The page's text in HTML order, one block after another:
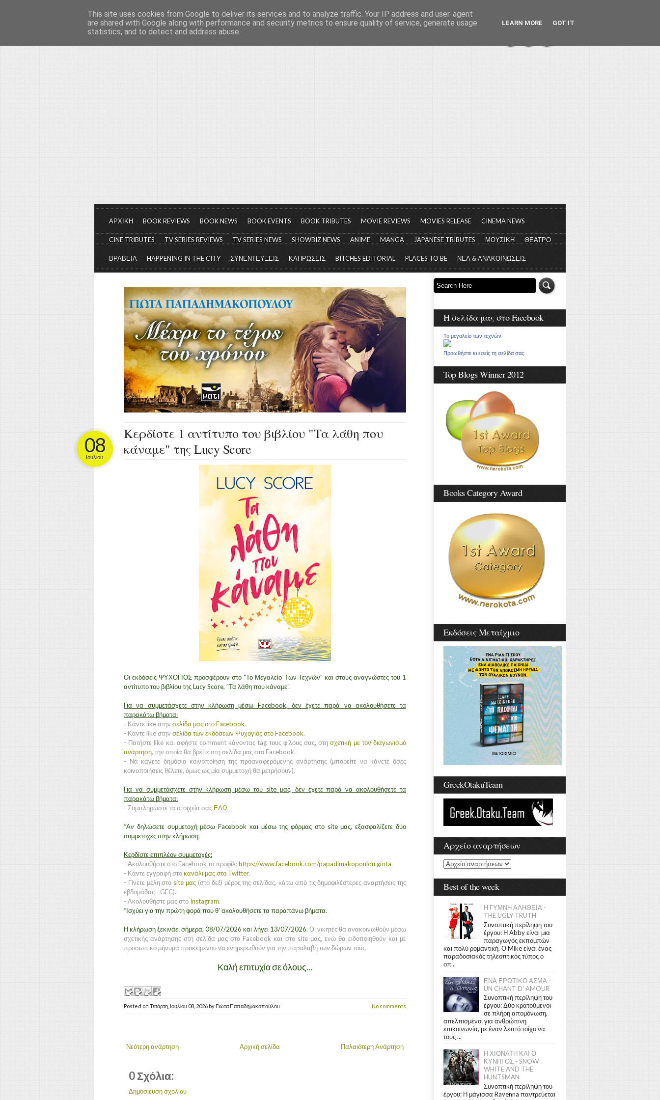
Το μεγαλείο των Τεχνών...
Είμαστε πάντα εδώ για να μιλάμε για τον πολιτισμό, σε κάθε του μορφή και έκταση...
ΑΡΧΙΚΗ BOOK REVIEWS BOOK NEWS BOOK EVENTS BOOK TRIBUTES MOVIE REVIEWS MOVIES RELEASE CINEMA NEWS
CINE TRIBUTES TV SERIES REVIEWS TV SERIES NEWS SHOWBIZ NEWS ANIME MANGA JAPANESE TRIBUTES ΜΟΥΣΙΚΗ ΘΕΑΤΡΟ
ΒΡΑΒΕΙΑ HAPPENING IN THE CITY ΣΥΝΕΝΤΕΥΞΕΙΣ ΚΛΗΡΩΣΕΙΣ BITCHES EDITORIAL PLACES TO BE ΝΕΑ & ΑΝΑΚΟΙΝΩΣΕΙΣ
Κερδίστε 1 αντίτυπο του βιβλίου "Τα λάθη που
κάναμε" της Lucy Score
08
Ιουλίου
Οι εκδόσεις ΨΥΧΟΓΙΟΣ προσφέρουν στο "Το Μεγαλείο Των Τεχνών" και στους αναγνώστες του 1
αντίτυπο του βιβλίου της Lucy Score, "Τα λάθη που κάναμε".
Για να συμμετάσχετε στην κλήρωση μέσω Facebook, δεν έχετε παρά να ακολουθήσετε τα
παρακάτω βήματα:
- Κάντε like στην σελίδα μας στο Facebook.
- Κάντε like στην σελίδα των εκδόσεων Ψυχογιός στο Facebook.
- Πατήστε like και αφήστε comment κάνοντας tag τους φίλους σας, στησχετική με τον διαγωνισμό
ανάρτηση, την οποία θα βρείτε στη σελίδα μας στο Facebook.
- Να κάνετε δημόσια κοινοποίηση της προαναφερόμενης ανάρτησης (μπορείτε να κάνετε όσες
κοινοποιήσεις θέλετε, όμως ως μία συμμετοχή θα μετρήσουν).
Για να συμμετάσχετε στην κλήρωση μέσω του site μας, δεν έχετε παρά να ακολουθήσετε τα
παρακάτω βήματα:
- Συμπληρώστε τα στοιχεία σας ΕΔΩ.
*Αν δηλώσετε συμμετοχή μέσω Facebook και μέσω της φόρμας στο site μας, εξασφαλίζετε δύο
συμμετοχές στην κλήρωση.
Κερδίστε επιπλέον συμμετοχές:
- Ακολουθήστε στο Facebook το προφίλ:https://www.facebook.com/papadimakopoulou.giota
- Κάντε εγγραφή στοκανάλι μας στο Twitter.
- Γίνετε μέλη στο site μας (στο δεξί μέρος της σελίδας, κάτω από τις δημοφιλέστερες αναρτήσεις της
εβδομάδας - GFC).
- Ακολουθήστε μας στο Instagram.
*Ισχύει για την πρώτη φορά που θ' ακολουθήσετε τα παραπάνω βήματα.
Η κλήρωση ξεκινάει σήμερα, 08/07/2026 και λήγει 13/07/2026. Οι νικητές θα ανακοινωθούν μέσω
σχετικής ανάρτησης στη σελίδα μας στο Facebook και στο site μας, ενώ θα ειδοποιηθούν και με
προσωπικό μήνυμα προκειμένου να ενημερωθούν για την παραλαβή των δώρων τους.
Καλή επιτυχία σε όλους...
Posted on Τετάρτη, Ιουλίου 08, 2026 by Γιώτα Παπαδημακοπούλου No comments
Νεότερη ανάρτηση Παλαιότερη Ανάρτηση
Αρχική σελίδα
0 Σχόλια:
Δημοσίευση σχολίου
Η σελίδα μας στο Facebook
Το μεγαλείο των τεχνών
Προωθήστε κι εσείς τη σελίδα σας
Top Blogs Winner 2012
Books Category Award
Εκδόσεις Μεταίχμιο
GreekOtakuTeam
Αρχείο αναρτήσεων
Best of the week
Η ΓΥΜΝΗ ΑΛΗΘΕΙΑ -
THE UGLY TRUTH
Συνοπτική περίληψη του
έργου: Η Abby είναι μια
παραγωγός εκπομπών
και πολύ ρομαντική. Ο Mike είναι ένας
παραδοσιακός τηλεοπτικός τύπος ο
οπ...
ΕΝΑ ΕΡΩΤΙΚΟ ΑΣΜΑ -
UN CHANT D' AMOUR
Συνοπτική περίληψη του
έργου: Δύο κρατούμενοι
σε πλήρη απομόνωση,
απελπισμένοι για ανθρώπινη
επικοινωνία, με έναν λεπτό τοίχο να
τους ...
Η ΧΙΟΝΑΤΗ ΚΑΙ Ο
ΚΥΝΗΓΟΣ - SNOW
WHITE AND THE
HUNTSMAN
Συνοπτική περίληψη του
έργου: Η μάγισσα Ravenna παντρεύεται
This site uses cookies from Google to deliver its services and to analyze traffic. Your IP address and user-agent
are shared with Google along with performance and security metrics to ensure quality of service, generate usage
statistics, and to detect and address abuse.
LEARN MORE GOT IT